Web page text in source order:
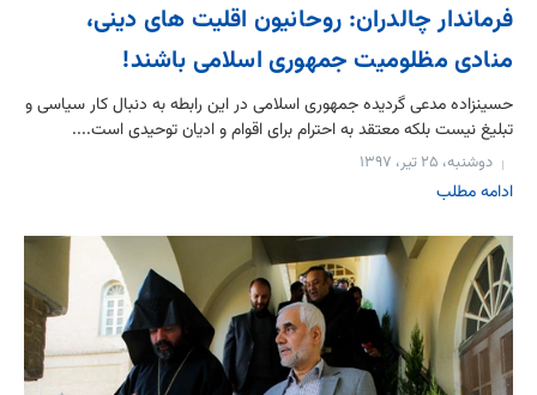
فرماندار چالدران: روحانیون اقلیت های دینی،
منادی مظلومیت جمهوری اسلامی باشند!
حسین‎زاده مدعی گردیده جمهوری اسلامی در این رابطه به دنبال کار سیاسی و
تبلیغ نیست بلکه معتقد به احترام برای اقوام و ادیان توحیدی است....
دوشنبه، ۲۵ تیر، ۱۳۹۷
ادامه مطلب